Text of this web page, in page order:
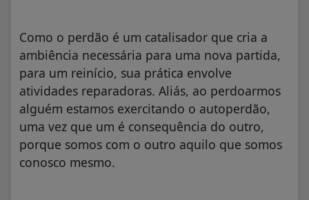
Como o perdão é um catalisador que cria a
ambiência necessária para uma nova partida,
para um reinício, sua prática envolve
atividades reparadoras. Aliás, ao perdoarmos
alguém estamos exercitando o autoperdão,
uma vez que um é consequência do outro,
porque somos com o outro aquilo que somos
conosco mesmo.